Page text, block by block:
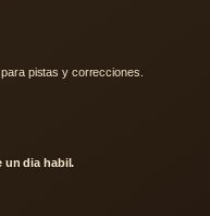
pistas y correcciones.
un dia habil.